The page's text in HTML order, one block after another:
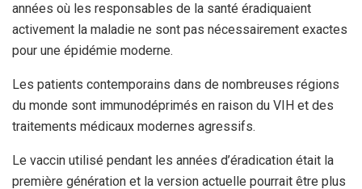
années où les responsables de la santé éradiquaient
activement la maladie ne sont pas nécessairement exactes
pour une épidémie moderne.
Les patients contemporains dans de nombreuses régions
du monde sont immunodéprimés en raison du VIH et des
traitements médicaux modernes agressifs.
Le vaccin utilisé pendant les années d’éradication était la
première génération et la version actuelle pourrait être plus